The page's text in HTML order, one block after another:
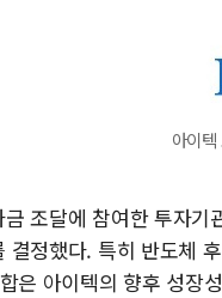
아이
조달에 참여한 투자
결정했다. 특히 반도체
은 아이텍의 향후 성장